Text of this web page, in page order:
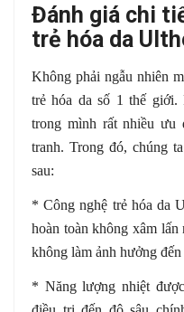
Đánh giá chi
trẻ hóa da
Không phải ngẫu nhiên
trẻ hóa da số 1 thế giới.
trong mình rất nhiều ưu
tranh. Trong đó, chúng
sau:
* Công nghệ trẻ hóa da
hoàn toàn không xâm lấn
không làm ảnh hưởng đến
* Năng lượng nhiệt